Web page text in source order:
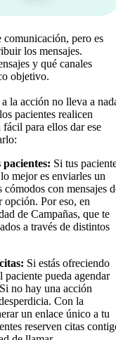
comunicación, pero es
los mensajes.
y qué canales
objetivo.
la acción no lleva a
pacientes realicen
fácil para ellos dar ese
Si tus
mejor es enviarles un
con mensajes
opción. Por eso, en
de Campañas, que te
a través de distintos
Si estás ofreciendo
paciente pueda agendar
no hay una acción
Con la
un enlace único a tu
reserven citas